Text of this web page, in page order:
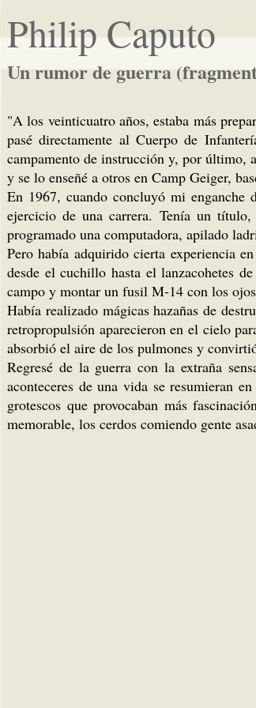
Philip Caputo
Un rumor de guerra
"A los veinticuatro años, estaba más
pasé directamente al Cuerpo de
campamento de instrucción y, por último,
y se lo enseñé a otros en Camp Geiger,
En 1967, cuando concluyó mi enganche
ejercicio de una carrera. Tenía un
programado una computadora, apilado
Pero había adquirido cierta experiencia
desde el cuchillo hasta el lanzacohetes
campo y montar un fusil M-14 con los
Había realizado mágicas hazañas de
retropropulsión aparecieron en el cielo
absorbió el aire de los pulmones y
Regresé de la guerra con la extraña
aconteceres de una vida se resumieran
grotescos que provocaban más
memorable, los cerdos comiendo gente